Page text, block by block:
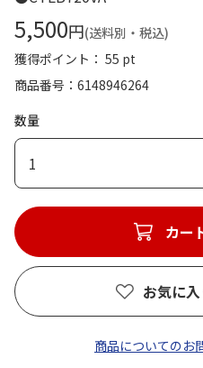
5,500円(送料別・税込)
獲得ポイント： 55 pt
商品番号
6148946264
数量
1
カー
お気に
商品についてのお